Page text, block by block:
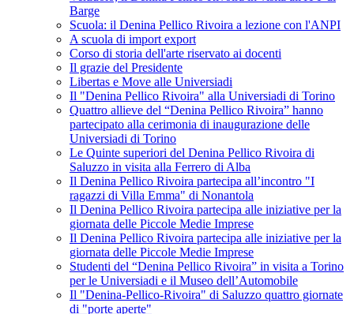
Barge
Scuola: il Denina Pellico Rivoira a lezione con l'ANPI
A scuola di import export
Corso di storia dell'arte riservato ai docenti
Il grazie del Presidente
Libertas e Move alle Universiadi
Il "Denina Pellico Rivoira" alla Universiadi di Torino
Quattro allieve del “Denina Pellico Rivoira” hanno
partecipato alla cerimonia di inaugurazione delle
Universiadi di Torino
Le Quinte superiori del Denina Pellico Rivoira di
Saluzzo in visita alla Ferrero di Alba
Il Denina Pellico Rivoira partecipa all’incontro "I
ragazzi di Villa Emma" di Nonantola
Il Denina Pellico Rivoira partecipa alle iniziative per la
giornata delle Piccole Medie Imprese
Il Denina Pellico Rivoira partecipa alle iniziative per la
giornata delle Piccole Medie Imprese
Studenti del “Denina Pellico Rivoira” in visita a Torino
per le Universiadi e il Museo dell’Automobile
Il "Denina-Pellico-Rivoira" di Saluzzo quattro giornate
di "porte aperte"